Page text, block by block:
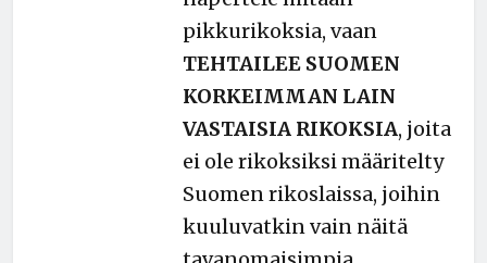
pikkurikoksia, vaan
TEHTAILEE SUOMEN
KORKEIMMAN LAIN
VASTAISIA RIKOKSIA, joita
ei ole rikoksiksi määritelty
Suomen rikoslaissa, joihin
kuuluvatkin vain näitä